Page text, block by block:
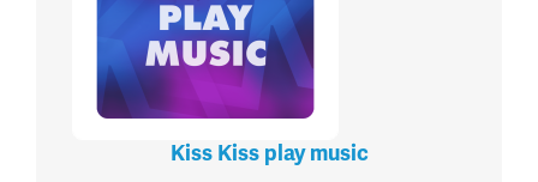
Kiss Kiss play music